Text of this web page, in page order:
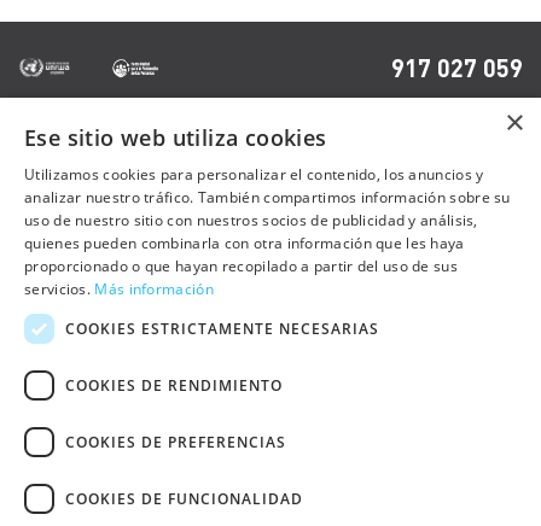
917 027 059
OTRAS PÁGINAS
Contacto
Preguntas frecuentes
Trabaja con nosotros
Sala de prensa
Política de cookies
Política de privacidad
Aviso Legal
Declaración de Accesibilidad Web
×
Ese sitio web utiliza cookies
Utilizamos cookies para personalizar el contenido, los anuncios y
analizar nuestro tráfico. También compartimos información sobre su
uso de nuestro sitio con nuestros socios de publicidad y análisis,
quienes pueden combinarla con otra información que les haya
proporcionado o que hayan recopilado a partir del uso de sus
servicios. Más información
COOKIES ESTRICTAMENTE NECESARIAS
COOKIES DE RENDIMIENTO
COOKIES DE PREFERENCIAS
COOKIES DE FUNCIONALIDAD